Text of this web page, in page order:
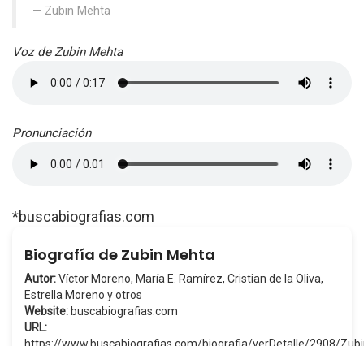
Zubin Mehta
Voz de Zubin Mehta
Pronunciación
*buscabiografias.com
Biografía de Zubin Mehta
Autor:Víctor Moreno, María E. Ramírez, Cristian de la Oliva,
Estrella Moreno y otros
Website: buscabiografias.com
URL: